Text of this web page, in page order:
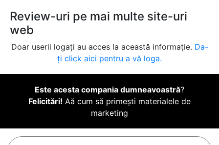
Review-uri pe mai multe site-uri
web
Doar userii logați au acces la această informație. Da-
ți click aici pentru a vă loga.
Este acesta compania dumneavoastră?
Felicitări! Aă cum să primești materialele de
marketing